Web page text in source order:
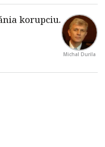
Michal Durila